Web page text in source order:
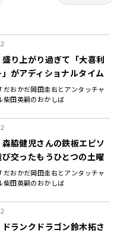
り上がり過ぎて「大喜利
がアディショナルタイム
もうひとつの土曜日
だおかだ岡田圭右とアンタッチャ
柴田英嗣のおかしば
脇健児さんの鉄板エピソ
交ったもうひとつの土曜
だおかだ岡田圭右とアンタッチャ
柴田英嗣のおかしば
ランクドラゴン鈴木拓さ